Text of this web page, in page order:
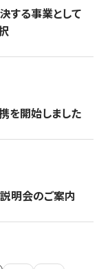
する事業として
を開始しました
明会のご案内